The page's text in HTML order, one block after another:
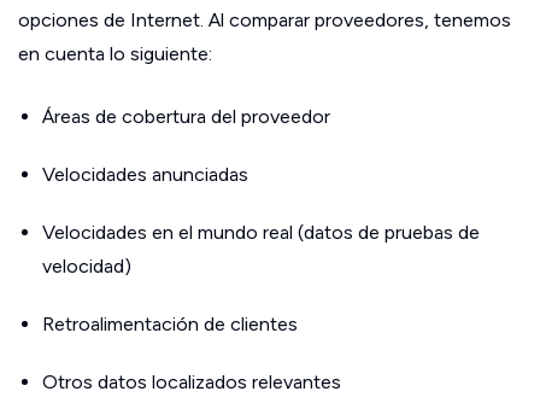
opciones de Internet. Al comparar proveedores, tenemos
en cuenta lo siguiente:
Áreas de cobertura del proveedor
Velocidades anunciadas
Velocidades en el mundo real (datos de pruebas de
velocidad)
Retroalimentación de clientes
Otros datos localizados relevantes